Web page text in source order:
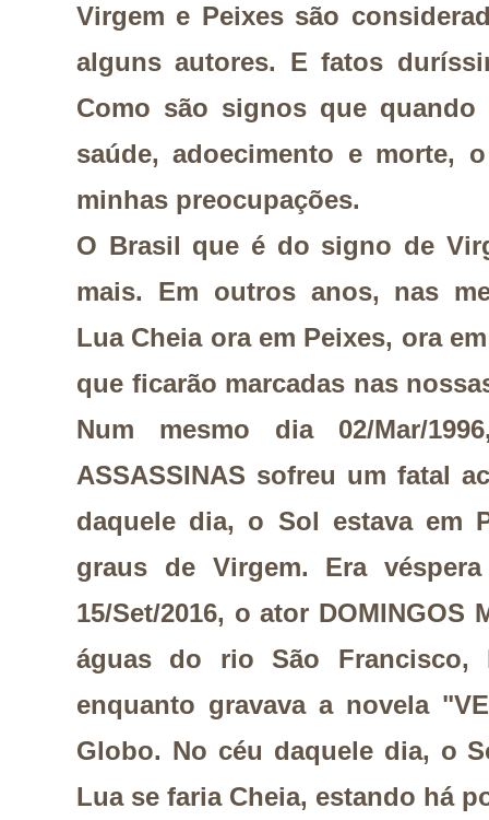
Virgem e Peixes são
alguns autores. E fatos
Como são signos que
saúde, adoecimento e morte,
minhas preocupações.
O Brasil que é do signo de
mais. Em outros anos, nas
Lua Cheia ora em Peixes, ora
que ficarão marcadas nas
Num mesmo dia 02/Mar/
ASSASSINAS sofreu um fatal
daquele dia, o Sol estava em
graus de Virgem. Era
15/Set/2016, o ator DOMINGOS
águas do rio São Francisco,
enquanto gravava a novela
Globo. No céu daquele dia, o
Lua se faria Cheia, estando há